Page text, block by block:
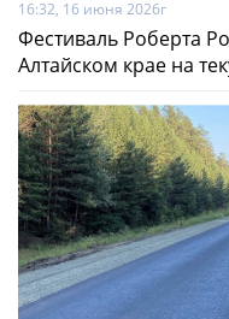
16:32, 16 июня 2026г
Фестиваль Роберта
Алтайском крае на